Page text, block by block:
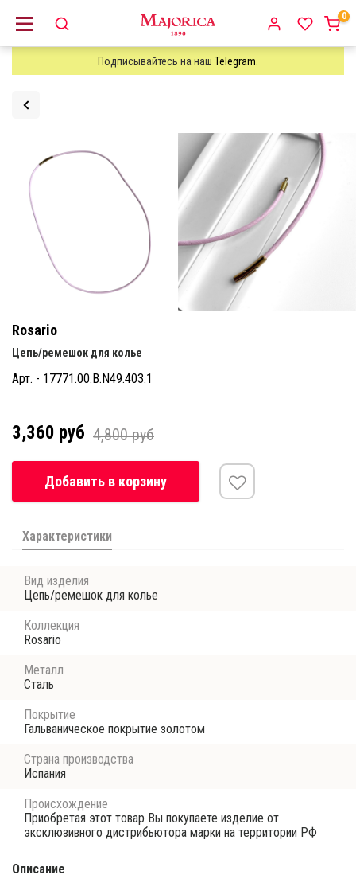
0
Подписывайтесь на наш Telegram
Rosario
Цепь/ремешок для колье
Арт. - 17771.00.B.N49.403.1
3,360 руб 4,800 руб
Добавить в корзину
Характеристики
Вид изделия
Цепь/ремешок для колье
Коллекция
Rosario
Металл
Сталь
Покрытие
Гальваническое покрытие золотом
Страна производства
Испания
Происхождение
Приобретая этот товар Вы покупаете изделие от
эксклюзивного дистрибьютора марки на территории РФ
Описание